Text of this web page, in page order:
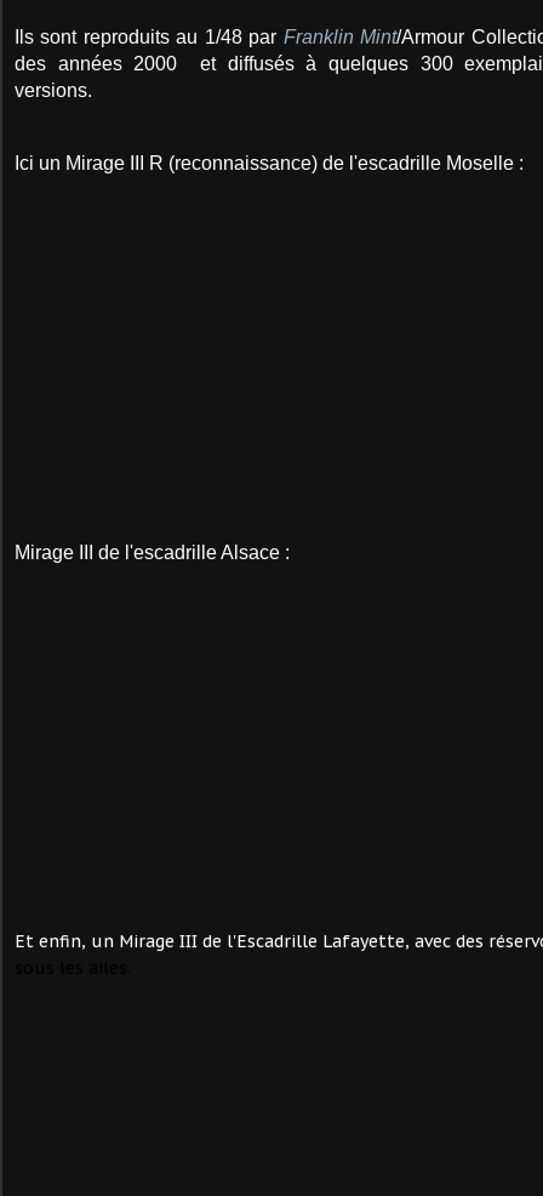
Ils sont reproduits au 1/48 par Franklin Mint/Armour
des années 2000 et diffusés à quelques 300
versions.
Ici un Mirage III R (reconnaissance) de l'escadrille Moselle :
Mirage III de l'escadrille Alsace :
Et enfin, un Mirage III de l'Escadrille Lafayette, avec des